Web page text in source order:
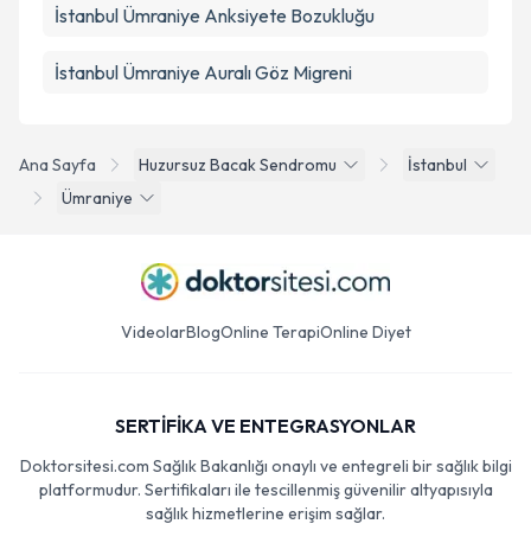
Ana Sayfa Huzursuz Bacak Sendromu
İstanbul
Ümraniye
İstanbul Ümraniye Anksiyete Bozukluğu
İstanbul Ümraniye Auralı Göz Migreni
VideolarBlogOnline TerapiOnline Diyet
SERTİFİKA VE ENTEGRASYONLAR
Doktorsitesi.com Sağlık Bakanlığı onaylı ve entegreli bir sağlık bilgi
platformudur. Sertifikaları ile tescillenmiş güvenilir altyapısıyla
sağlık hizmetlerine erişim sağlar.